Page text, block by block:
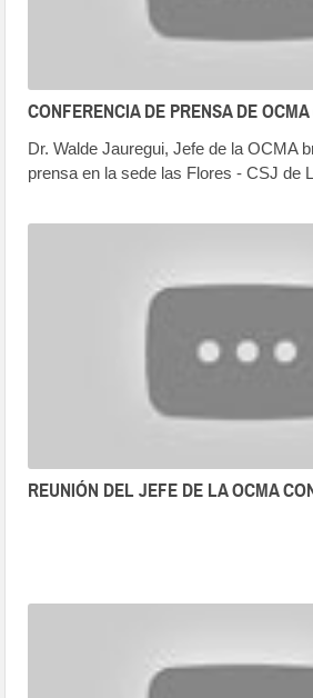
CONFERENCIA DE PRENSA DE
Dr. Walde Jauregui, Jefe de la OCMA
prensa en la sede las Flores - CSJ de